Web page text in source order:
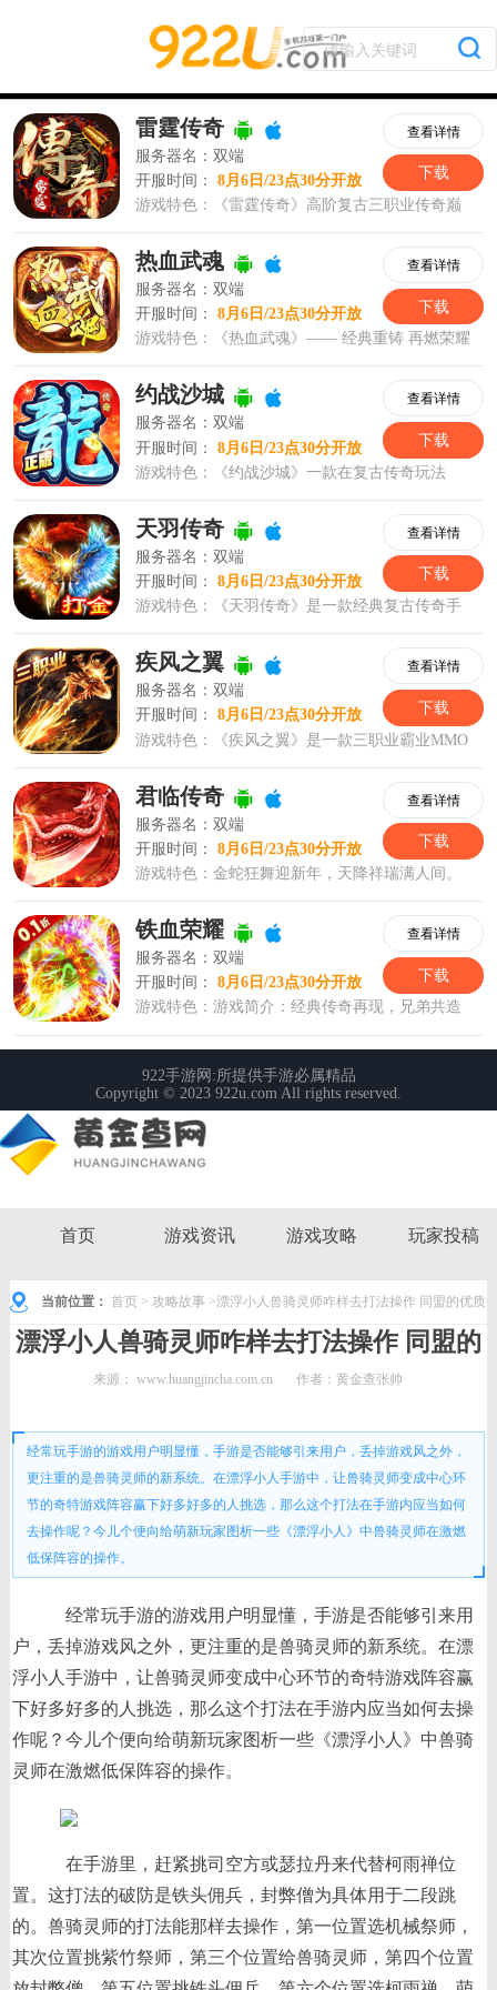
首页 游戏资讯 游戏攻略 玩家投稿
当前位置： 首页 > 攻略故事 >漂浮小人兽骑灵师咋样去打法操作 同盟的优质
回顾与大通知
漂浮小人兽骑灵师咋样去打法操作 同盟的
优质回顾与大通知
来源：www.huangjincha.com.cn 作者：黄金查张帅
经常玩手游的游戏用户明显懂，手游是否能够引来用户，丢掉游戏风之外，
更注重的是兽骑灵师的新系统。在漂浮小人手游中，让兽骑灵师变成中心环
节的奇特游戏阵容赢下好多好多的人挑选，那么这个打法在手游内应当如何
去操作呢？今儿个便向给萌新玩家图析一些《漂浮小人》中兽骑灵师在激燃
低保阵容的操作。
经常玩手游的游戏用户明显懂，手游是否能够引来用
户，丢掉游戏风之外，更注重的是兽骑灵师的新系统。在漂
浮小人手游中，让兽骑灵师变成中心环节的奇特游戏阵容赢
下好多好多的人挑选，那么这个打法在手游内应当如何去操
作呢？今儿个便向给萌新玩家图析一些《漂浮小人》中兽骑
灵师在激燃低保阵容的操作。
在手游里，赶紧挑司空方或瑟拉丹来代替柯雨禅位
置。这打法的破防是铁头佣兵，封弊僧为具体用于二段跳
的。兽骑灵师的打法能那样去操作，第一位置选机械祭师，
其次位置挑紫竹祭师，第三个位置给兽骑灵师，第四个位置